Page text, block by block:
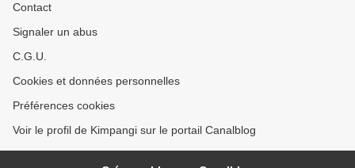
Contact
Signaler un abus
C.G.U.
Cookies et données personnelles
Préférences cookies
Voir le profil de Kimpangi sur le portail Canalblog